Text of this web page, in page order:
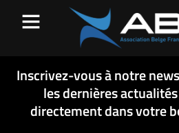
ceinture noire
14-01-13 fiche séminaire ceinture noire
Inscrivez-vous à notre
les dernières
directement dans votre